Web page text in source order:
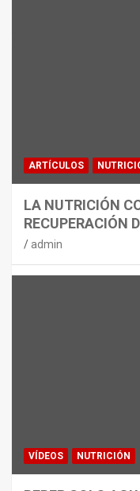
ARTÍCULOS
LA NUTRICIÓN
RECUPERACIÓN
admin
VÍDEOS NUTRICIÓN